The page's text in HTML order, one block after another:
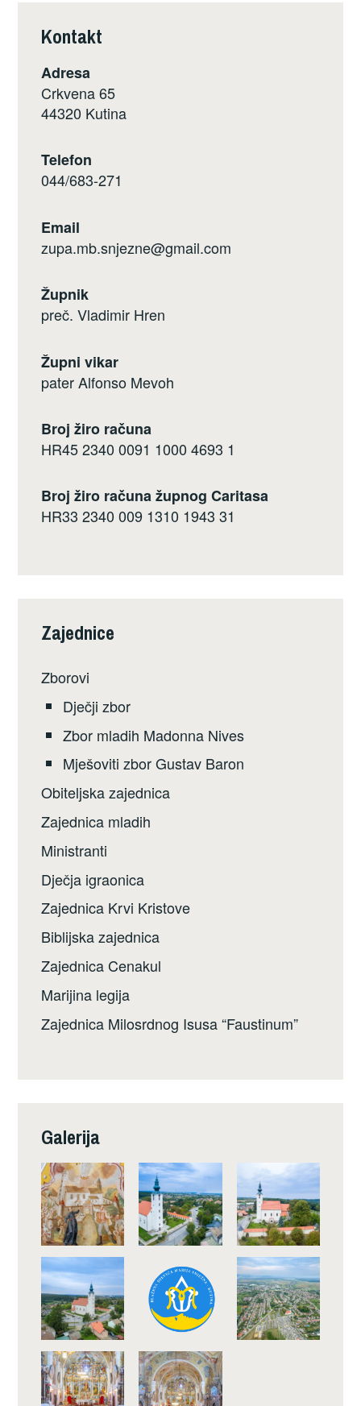
Kontakt
Adresa
Crkvena 65
44320 Kutina
Telefon
044/683-271
Email
zupa.mb.snjezne@gmail.com
Župnik
preč. Vladimir Hren
Župni vikar
pater Alfonso Mevoh
Broj žiro računa
HR45 2340 0091 1000 4693 1
Broj žiro računa župnog Caritasa
HR33 2340 009 1310 1943 31
Zajednice
Zborovi
Dječji zbor
Zbor mladih Madonna Nives
Mješoviti zbor Gustav Baron
Obiteljska zajednica
Zajednica mladih
Ministranti
Dječja igraonica
Zajednica Krvi Kristove
Biblijska zajednica
Zajednica Cenakul
Marijina legija
Zajednica Milosrdnog Isusa “Faustinum”
Galerija